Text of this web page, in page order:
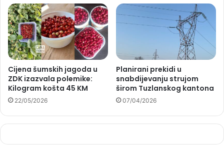
Cijena šumskih jagoda u
ZDK izazvala polemike:
Kilogram košta 45 KM
22/05/2026
Planirani prekidi u
snabdijevanju strujom
širom Tuzlanskog kantona
07/04/2026